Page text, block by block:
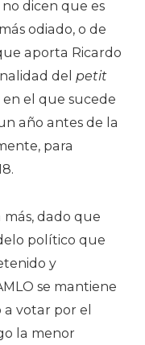
dicen que es
odiado, o de
aporta Ricardo
del petit
el que sucede
año antes de la
para
dado que
político que
y
se mantiene
votar por el
la menor